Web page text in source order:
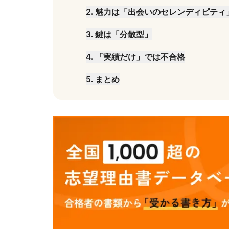
2. 魅力は「出会いのセレンディピティ
3. 鍵は「分散型」
4. 「実績だけ」では不合格
5. まとめ